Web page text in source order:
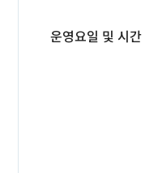
운영요일 및 시간